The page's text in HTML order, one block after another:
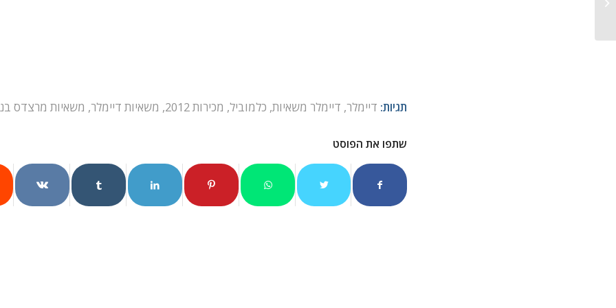
תגיות: דיימלר, דיימלר משאיות, כלמוביל, מכירות 2012 , משאיות דיימלר, משאיות מרצדס
שתפו את הפוסט